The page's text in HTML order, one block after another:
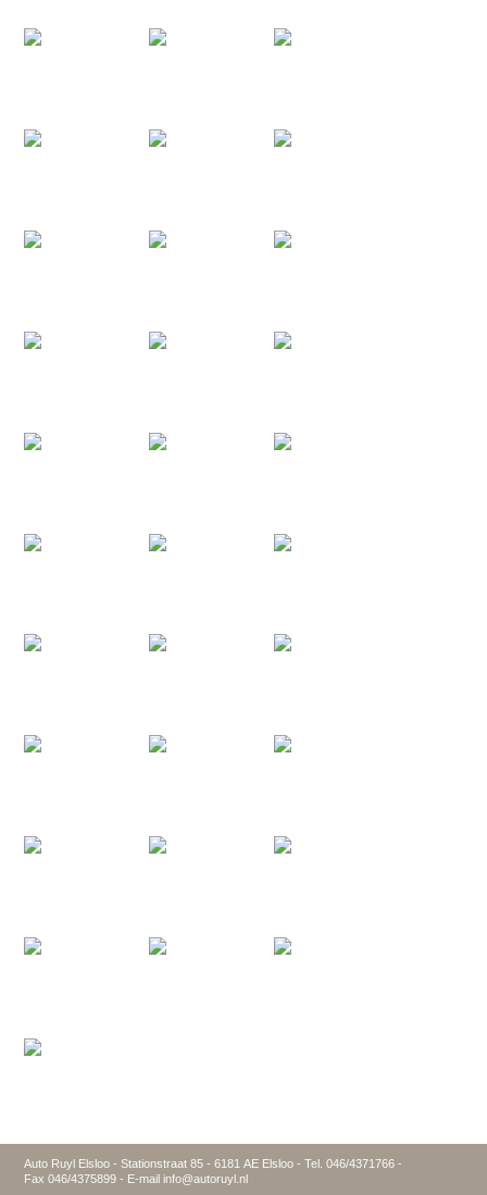
Auto Ruyl Elsloo - Stationstraat 85 - 6181 AE Elsloo - Tel. 046/4371766 -
Fax 046/4375899 - E-mail info@autoruyl.nl